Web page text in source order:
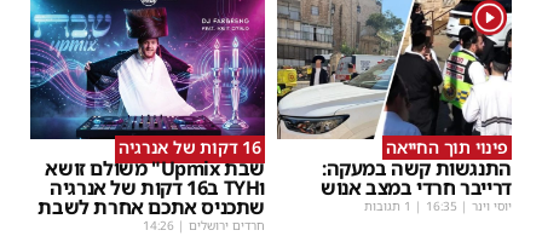
1
פינוי תוך החייאה
התנגשות קשה במעקה:
דרייבר חרדי במצב אנוש
יוסי וינר |
16:35 | 1 תגובות
16 דקות של אנרגיה
שבת Upmix" משולם זושא
וTYH ב16 דקות של אנרגיה
שתכניס אתכם אחרת לשבת
חרדים ירושלים |
14:26